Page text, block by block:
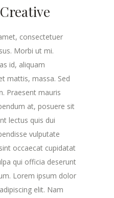
consectetuer
Morbi ut mi.
id, aliquam
mattis, massa. Sed
Praesent mauris
at, posuere sit
lectus quis dui
vulputate
occaecat cupidatat
qui officia deserunt
Lorem ipsum dolor
elit. Nam